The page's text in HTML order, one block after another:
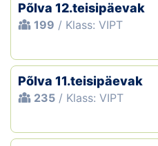
Põlva 12.teisipäevak
199 / Klass: VIPT
Põlva 11.teisipäevak
235 / Klass: VIPT